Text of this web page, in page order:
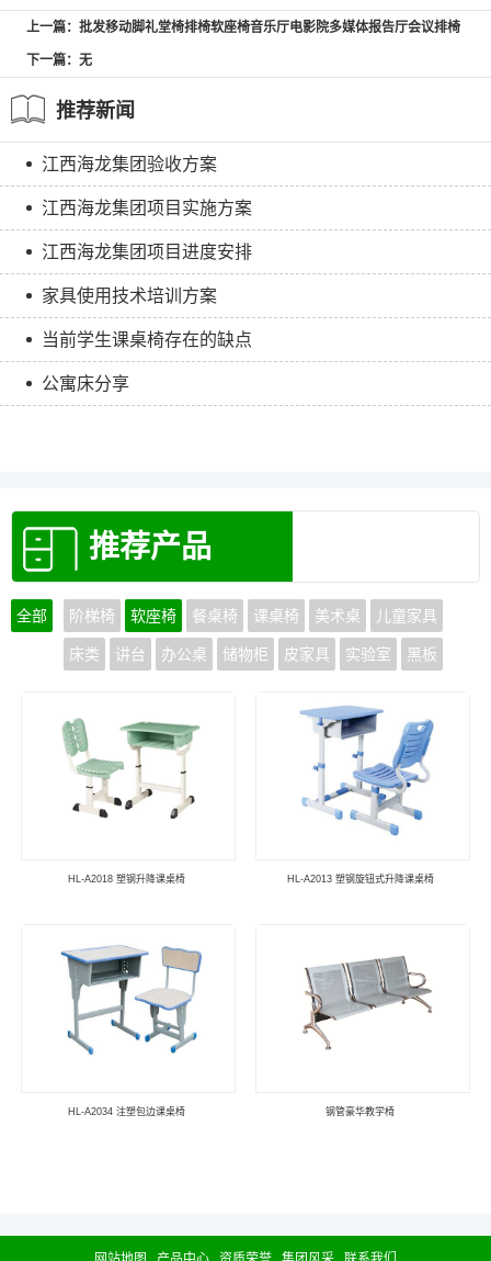
上一篇：批发移动脚礼堂椅排椅软座椅音乐厅电影院多媒体报告厅会议排椅
下一篇：无
推荐新闻
江西海龙集团验收方案
江西海龙集团项目实施方案
江西海龙集团项目进度安排
家具使用技术培训方案
当前学生课桌椅存在的缺点
公寓床分享
推荐产品
全部 阶梯椅 软座椅 餐桌椅 课桌椅 美术桌 儿童家具
床类 讲台 办公桌 储物柜 皮家具 实验室 黑板
HL-A2018 塑钢升降课桌椅 HL-A2013 塑钢旋钮式升降课桌椅
HL-A2034 注塑包边课桌椅 钢管豪华教学椅